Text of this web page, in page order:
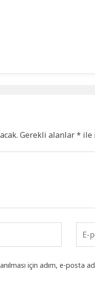
Gerekli alanlar* ile
için adım, e-posta